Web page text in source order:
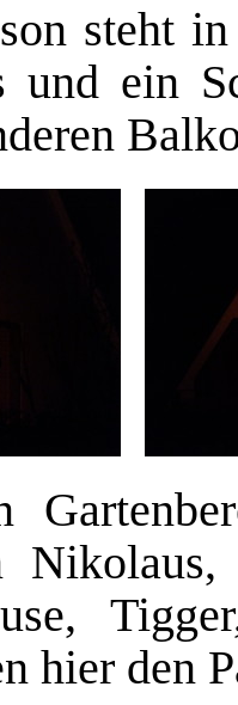
steht
und ein
hier den